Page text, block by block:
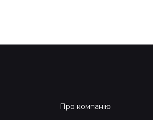
Про компанію